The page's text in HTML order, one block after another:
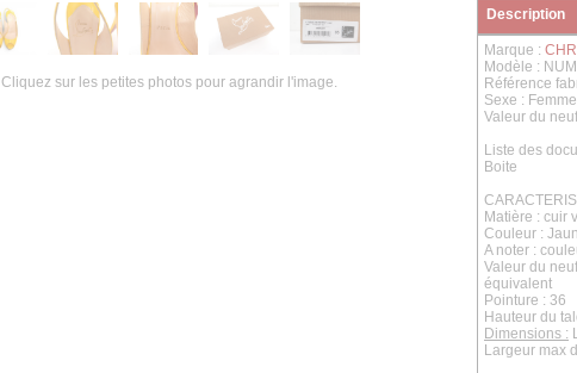
Cliquez sur les petites photos pour agrandir l'image.
Description
Marque :
Modèle :
Référence
Sexe : Femme
Valeur du
Liste des
Boite
Matière : cuir
Couleur :
A noter :
Valeur du
équivalent
Pointure : 36
Hauteur du
Dimensions :
Largeur max